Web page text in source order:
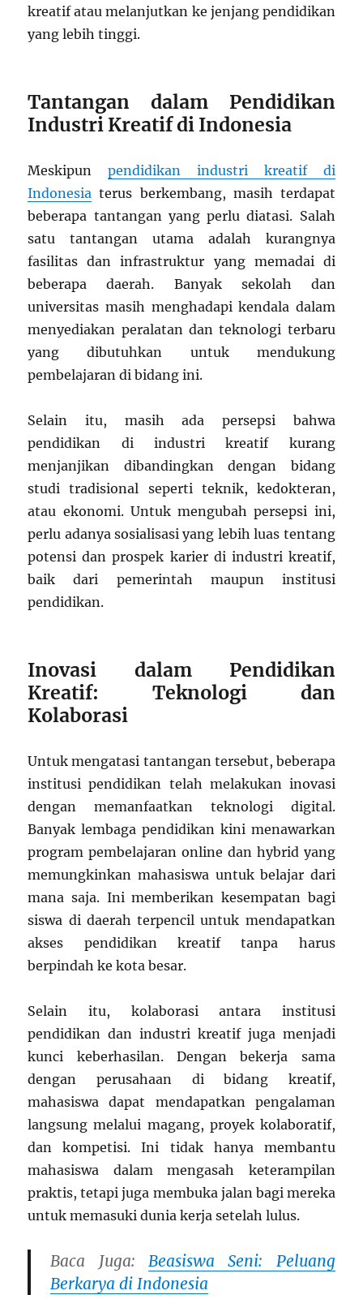
kreatif atau melanjutkan ke jenjang pendidikan
yang lebih tinggi.
Tantangan dalam Pendidikan
Industri Kreatif di Indonesia
Meskipunpendidikan industri kreatif di
Indonesia terus berkembang, masih terdapat
beberapa tantangan yang perlu diatasi. Salah
satu tantangan utama adalah kurangnya
fasilitas dan infrastruktur yang memadai di
beberapa daerah. Banyak sekolah dan
universitas masih menghadapi kendala dalam
menyediakan peralatan dan teknologi terbaru
yang dibutuhkan untuk mendukung
pembelajaran di bidang ini.
Selain itu, masih ada persepsi bahwa
pendidikan di industri kreatif kurang
menjanjikan dibandingkan dengan bidang
studi tradisional seperti teknik, kedokteran,
atau ekonomi. Untuk mengubah persepsi ini,
perlu adanya sosialisasi yang lebih luas tentang
potensi dan prospek karier di industri kreatif,
baik dari pemerintah maupun institusi
pendidikan.
Inovasi dalam Pendidikan
Kreatif: Teknologi dan
Kolaborasi
Untuk mengatasi tantangan tersebut, beberapa
institusi pendidikan telah melakukan inovasi
dengan memanfaatkan teknologi digital.
Banyak lembaga pendidikan kini menawarkan
program pembelajaran online dan hybrid yang
memungkinkan mahasiswa untuk belajar dari
mana saja. Ini memberikan kesempatan bagi
siswa di daerah terpencil untuk mendapatkan
akses pendidikan kreatif tanpa harus
berpindah ke kota besar.
Selain itu, kolaborasi antara institusi
pendidikan dan industri kreatif juga menjadi
kunci keberhasilan. Dengan bekerja sama
dengan perusahaan di bidang kreatif,
mahasiswa dapat mendapatkan pengalaman
langsung melalui magang, proyek kolaboratif,
dan kompetisi. Ini tidak hanya membantu
mahasiswa dalam mengasah keterampilan
praktis, tetapi juga membuka jalan bagi mereka
untuk memasuki dunia kerja setelah lulus.
Baca Juga: Beasiswa Seni: Peluang
Berkarya di Indonesia